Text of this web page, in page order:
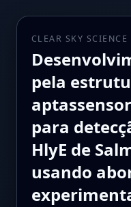
CLEAR SKY SCIENCE
pela
para
HlyE de
usando